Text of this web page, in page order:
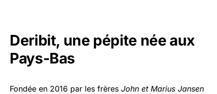
Deribit, une pépite née aux
Pays-Bas
Fondée en 2016 par les frères John et Marius Jansen